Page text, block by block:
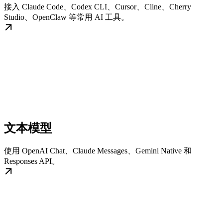
接入 Claude Code、Codex CLI、Cursor、Cline、Cherry
Studio、OpenClaw 等常用 AI 工具。
文本模型
使用 OpenAI Chat、Claude Messages、Gemini Native 和
Responses API。